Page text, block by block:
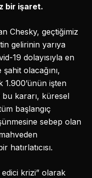
bir işaret.
Chesky, geçtiğimiz
gelirinin yarıya
19 dolayısıyla en
olacağını,
1.900’ünün işten
bu kararı, küresel
başlangıç
sebep olan
edici krizi” olarak